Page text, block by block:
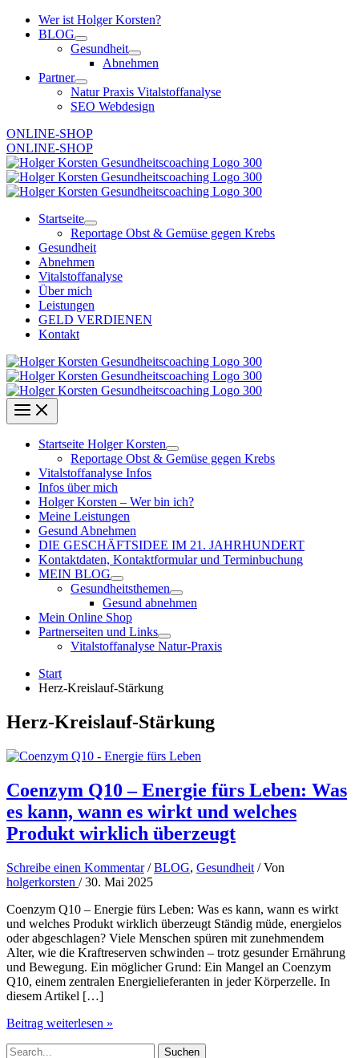
Zum
Inhalt
Wer ist Holger Korsten?
BLOG
Gesundheit
Abnehmen
Partner
Natur Praxis Vitalstoffanalyse
SEO Webdesign
ONLINE-SHOP
ONLINE-SHOP
Startseite
Reportage Obst & Gemüse gegen Krebs
Gesundheit
Abnehmen
Vitalstoffanalyse
Über mich
Leistungen
GELD VERDIENEN
Kontakt
Startseite Holger Korsten
Reportage Obst & Gemüse gegen Krebs
Vitalstoffanalyse Infos
Infos über mich
Holger Korsten – Wer bin ich?
Meine Leistungen
Gesund Abnehmen
DIE GESCHÄFTSIDEE IM 21. JAHRHUNDERT
Kontaktdaten, Kontaktformular und Terminbuchung
MEIN BLOG
Gesundheitsthemen
Gesund abnehmen
Mein Online Shop
Partnerseiten und Links
Vitalstoffanalyse Natur-Praxis
Start
Herz-Kreislauf-Stärkung
Herz-Kreislauf-Stärkung
Coenzym Q10 – Energie fürs Leben: Was
es kann, wann es wirkt und welches
Produkt wirklich überzeugt
Schreibe einen Kommentar /BLOG, Gesundheit / Von
holgerkorsten /30. Mai 2025
Coenzym Q10 – Energie fürs Leben: Was es kann, wann es wirkt
und welches Produkt wirklich überzeugt Ständig müde, energielos
oder abgeschlagen? Viele Menschen spüren mit zunehmendem
Alter, wie die Kraftreserven schwinden – trotz gesunder Ernährung
und Bewegung. Ein möglicher Grund: Ein Mangel an Coenzym
Q10, einem zentralen Energielieferanten in jeder Körperzelle. In
diesem Artikel […]
Coenzym
–
Beitrag weiterlesen »
Suchen